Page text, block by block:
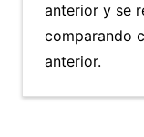
anterior y se
comparando
anterior.